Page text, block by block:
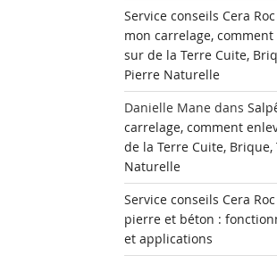
Service conseils Cera Roc
mon carrelage,
sur de la Terre Cuite,
Pierre Naturelle
Danielle Manedans
carrelage, comment
de la Terre Cuite,
Naturelle
Service conseils Cera Roc
pierre et béton :
et applications